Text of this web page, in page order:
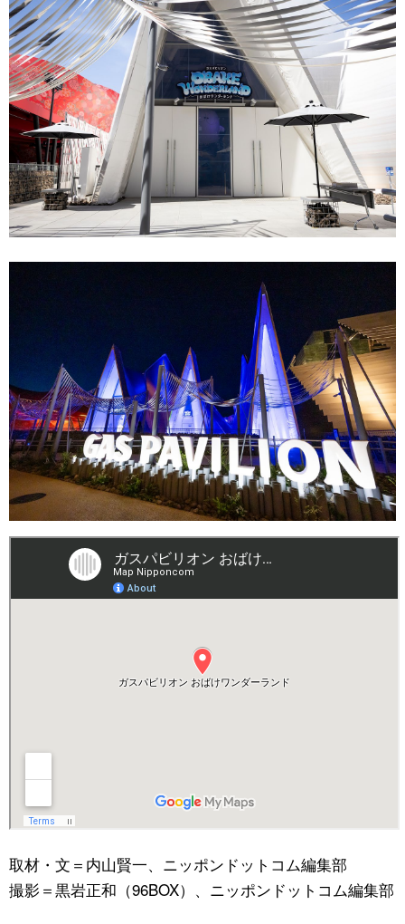
取材・文＝内山賢一、ニッポンドットコム編集部
撮影＝黒岩正和（96BOX）、ニッポンドットコム編集部